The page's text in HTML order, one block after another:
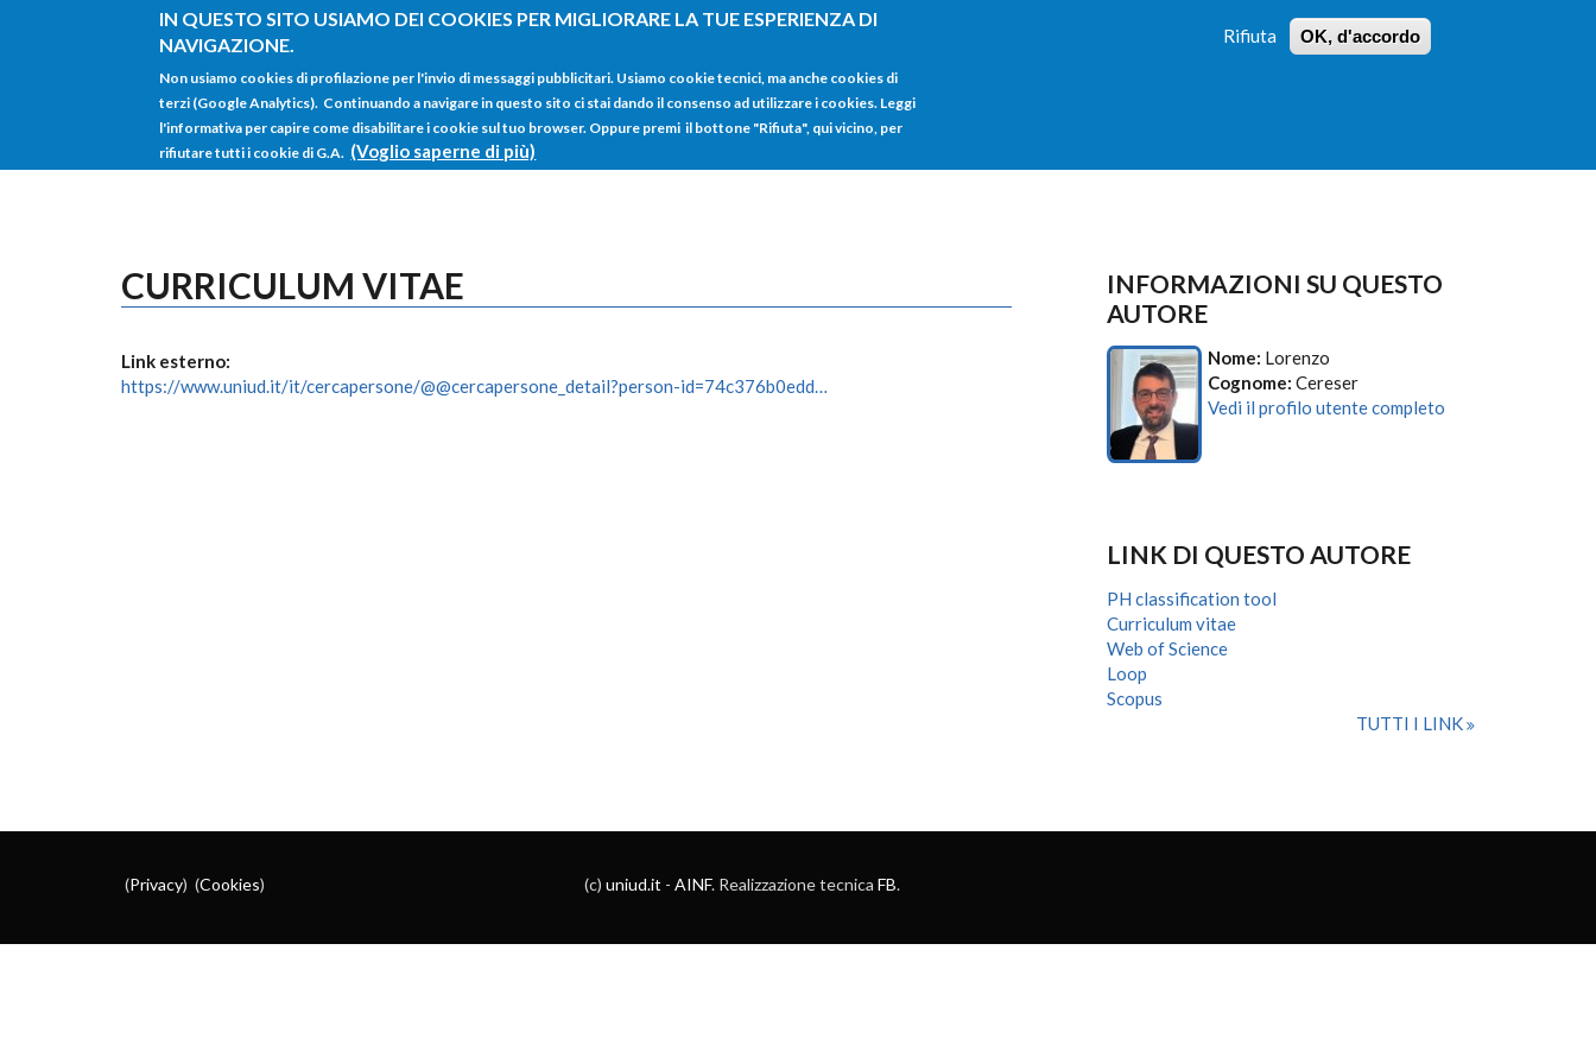
IN QUESTO SITO USIAMO DEI COOKIES PER MIGLIORARE LA TUE ESPERIENZA DI
NAVIGAZIONE.
Non usiamo cookies di profilazione per l'invio di messaggi pubblicitari. Usiamo cookie tecnici, ma anche cookies di
terzi (Google Analytics). Continuando a navigare in questo sito ci stai dando il consenso ad utilizzare i cookies. Leggi
l'informativa per capire come disabilitare i cookie sul tuo browser. Oppure premi il bottone "Rifiuta", qui vicino, per
rifiutare tutti i cookie di G.A. (Voglio saperne di più)
Rifiuta OK, d'accordo
Salta al contenuto principale
RICERCA
HOME
CURRICULUM VITAE
Link esterno:
https://www.uniud.it/it/cercapersone/@@cercapersone_detail?person-id=74c376b0edd…
INFORMAZIONI SU QUESTO
AUTORE
Nome: Lorenzo
Cognome: Cereser
Vedi il profilo utente completo
LINK DI QUESTO AUTORE
PH classification tool
Curriculum vitae
Web of Science
Loop
Scopus
TUTTI I LINK
(Privacy) (Cookies) (c) uniud.it - AINF. Realizzazione tecnica FB.